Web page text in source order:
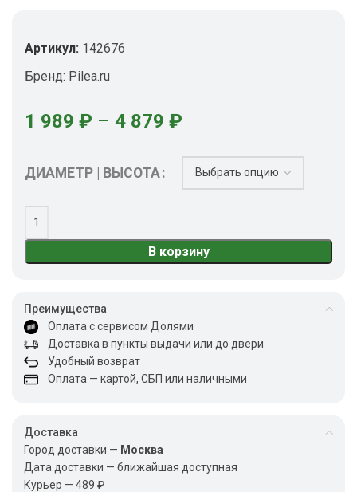
Артикул: 142676
Бренд: Pilea.ru
1 989 ₽ – 4 879 ₽
ДИАМЕТР | ВЫСОТА
В корзину
Преимущества
Оплата с сервисом Долями
Доставка в пункты выдачи или до двери
Удобный возврат
Оплата — картой, СБП или наличными
Доставка
Город доставки — Москва
Дата доставки — ближайшая доступная
Курьер — 489 ₽